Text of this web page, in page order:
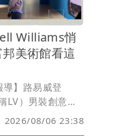
Williams悄
美術館看這
導】路易威登
LV）男裝創意總
悄悄現蹤台
時動態，分享了
2026/08/06 23:38